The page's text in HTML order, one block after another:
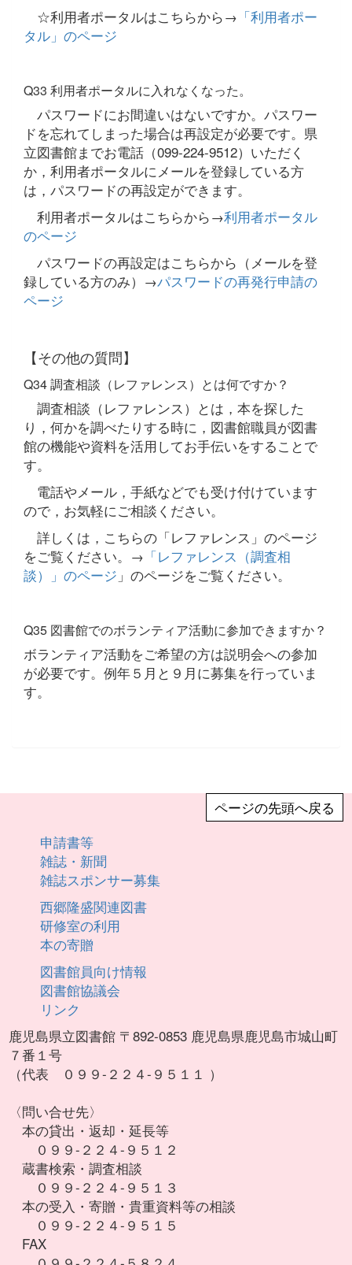
☆利用者ポータルはこちらから→ 「利用者ポー
タル」のページ
Q33 利用者ポータルに入れなくなった。
パスワードにお間違いはないですか。パスワー
ドを忘れてしまった場合は再設定が必要です。県
立図書館までお電話（099-224-9512）いただく
か，利用者ポータルにメールを登録している方
は，パスワードの再設定ができます。
利用者ポータルはこちらから→利用者ポータル
のページ
パスワードの再設定はこちらから（メールを登
録している方のみ）→パスワードの再発行申請の
ページ
【その他の質問】
Q34 調査相談（レファレンス）とは何ですか？
調査相談（レファレンス）とは，本を探した
り，何かを調べたりする時に，図書館職員が図書
館の機能や資料を活用してお手伝いをすることで
す。
電話やメール，手紙などでも受け付けています
ので，お気軽にご相談ください。
詳しくは，こちらの「レファレンス」のページ
をご覧ください。→ 「レファレンス（調査相
談）」のページ 」のページをご覧ください。
Q35 図書館でのボランティア活動に参加できますか？
ボランティア活動をご希望の方は説明会への参加
が必要です。例年５月と９月に募集を行っていま
す。
ページの先頭へ戻る
申請書等
雑誌・新聞
雑誌スポンサー募集
西郷隆盛関連図書
研修室の利用
本の寄贈
図書館員向け情報
図書館協議会
リンク
鹿児島県立図書館 〒892-0853 鹿児島県鹿児島市城山町
７番１号
（代表 ０９９-２２４-９５１１ ）
〈問い合せ先〉
本の貸出・返却・延長等
０９９-２２４-９５１２
蔵書検索・調査相談
０９９-２２４-９５１３
本の受入・寄贈・貴重資料等の相談
０９９-２２４-９５１５
FAX